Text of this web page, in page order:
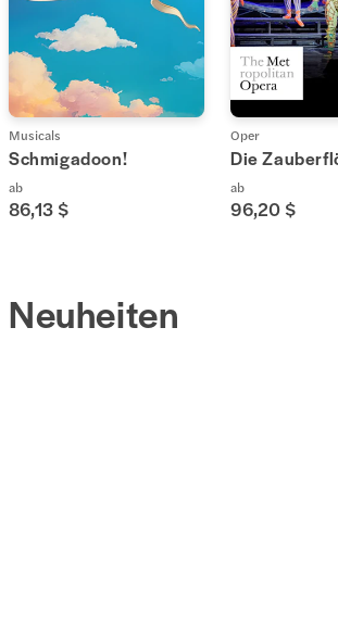
Musicals
Schmigadoon!
ab
86,13 $
Oper
Die
ab
96,20 $
Neuheiten